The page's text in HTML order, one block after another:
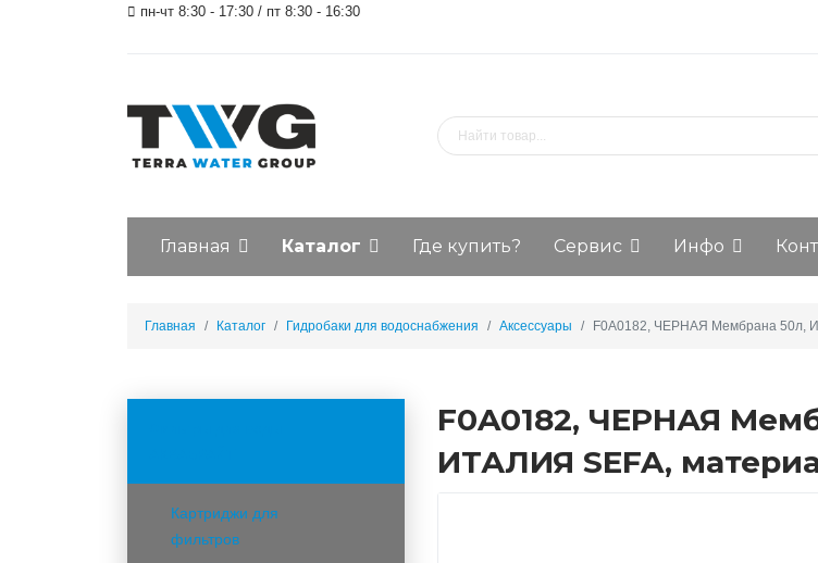
пн-чт 8:30 - 17:30 / пт 8:30 - 16:30
Главная Каталог Где купить? Сервис Инфо
Главная Каталог Гидробаки для водоснабжения Аксессуары F0A0182, ЧЕРНАЯ Мембрана 50л,
Картриджи для
фильтров
F0A0182, ЧЕРНАЯ
ИТАЛИЯ SEFA,